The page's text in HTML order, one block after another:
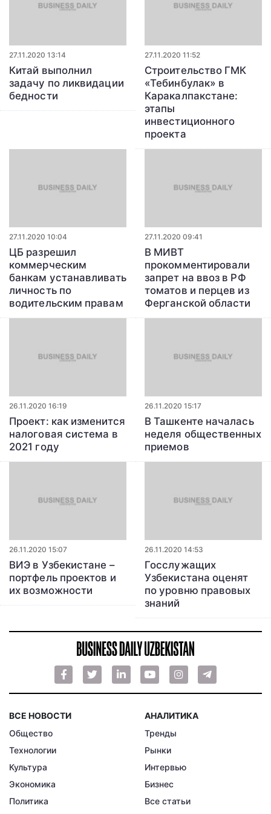
27.11.2020 13:14
Китай выполнил
задачу по ликвидации
бедности
27.11.2020 11:52
Строительство ГМК
«Тебинбулак» в
Каракалпакстане:
этапы
инвестиционного
проекта
27.11.2020 10:04
ЦБ разрешил
коммерческим
банкам устанавливать
личность по
водительским правам
27.11.2020 09:41
В МИВТ
прокомментировали
запрет на ввоз в РФ
томатов и перцев из
Ферганской области
26.11.2020 16:19
Проект: как изменится
налоговая система в
2021 году
26.11.2020 15:17
В Ташкенте началась
неделя общественных
приемов
26.11.2020 15:07
ВИЭ в Узбекистане –
портфель проектов и
их возможности
26.11.2020 14:53
Госслужащих
Узбекистана оценят
по уровню правовых
знаний
ВСЕ НОВОСТИ
Общество
Технологии
Культура
Экономика
Политика
АНАЛИТИКА
Тренды
Рынки
Интервью
Бизнес
Все статьи